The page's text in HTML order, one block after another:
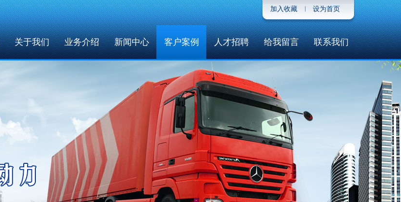
加入收藏 设为首页
关于我们 业务介绍 新闻中心 客户案例 人才招聘 给我留言 联系我们